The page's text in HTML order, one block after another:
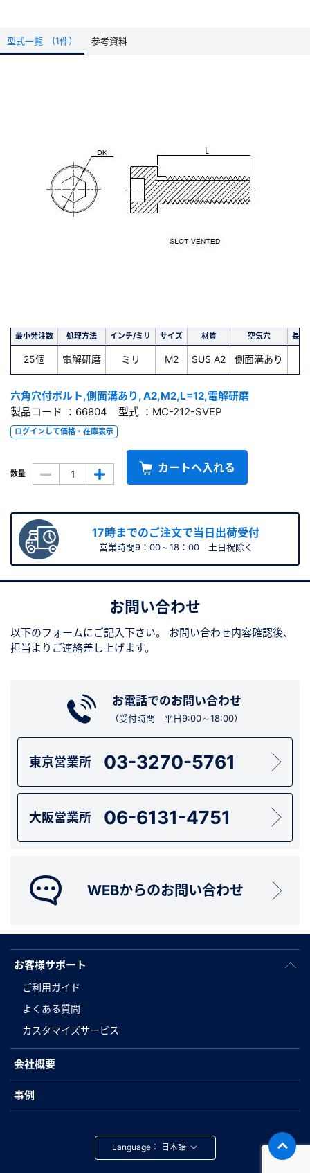
型式一覧 (1件） 参考資料
最小発注数 処理方法 インチ/ミリ サイズ 材質 空気穴 長
25個 電解研磨 ミリ M2 SUS A2 側面溝あり
六角穴付ボルト,側面溝あり, A2,M2,L=12,電解研磨
製品コード ：66804 型式 ：MC-212-SVEP
ログインして価格・在庫表示
数量 カートへ入れる
17時までのご注文で当日出荷受付
営業時間9：00～18：00 土日祝除く
お問い合わせ
以下のフォームにご記入下さい。
お問い合わせ内容確認後、
担当よりご連絡差し上げます。
お電話でのお問い合わせ
（受付時間 平日9:00～18:00）
東京営業所 03-3270-5761
大阪営業所 06-6131-4751
WEBからのお問い合わせ
お客様サポート
ご利用ガイド
よくある質問
カスタマイズサービス
会社概要
事例
Language：